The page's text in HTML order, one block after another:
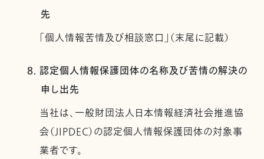
先
「個人情報苦情及び相談窓口」（末尾に記載）
8. 認定個人情報保護団体の名称及び苦情の解決の
申し出先
当社は、一般財団法人日本情報経済社会推進協
会（JIPDEC）の認定個人情報保護団体の対象事
業者です。